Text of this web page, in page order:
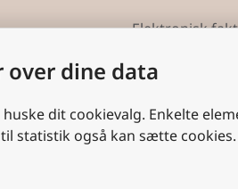
Elektronisk
CVR: 59743228
over dine data
dit cookievalg. Enkelte
statistik også kan sætte